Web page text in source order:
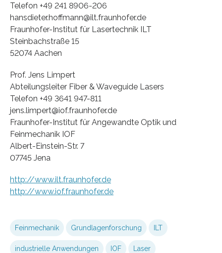
Telefon +49 241 8906-206
hansdieter.hoffmann@ilt.fraunhofer.de
Fraunhofer-Institut für Lasertechnik ILT
Steinbachstraße 15
52074 Aachen
Prof. Jens Limpert
Abteilungsleiter Fiber & Waveguide Lasers
Telefon +49 3641 947-811
jens.limpert@iof.fraunhofer.de
Fraunhofer-Institut für Angewandte Optik und
Feinmechanik IOF
Albert-Einstein-Str. 7
07745 Jena
http://www.ilt.fraunhofer.de
http://www.iof.fraunhofer.de
Feinmechanik Grundlagenforschung ILT
industrielle Anwendungen IOF Laser